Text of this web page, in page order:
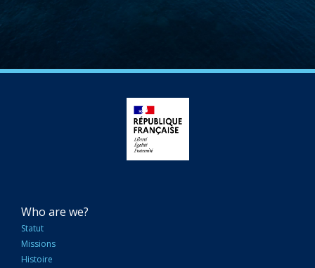
NAVIGATION
PRINCIPALE
Who are we?
Statut
Missions
Histoire